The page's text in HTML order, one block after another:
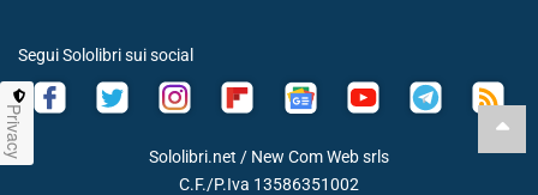
Segui Sololibri sui social
Sololibri.net / New Com Web srls
C.F./P.Iva 13586351002
Privacy